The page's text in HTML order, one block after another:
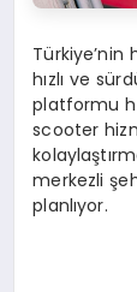
Türkiye’nin
hızlı ve
platformu
scooter
merkezli
planlıyor.